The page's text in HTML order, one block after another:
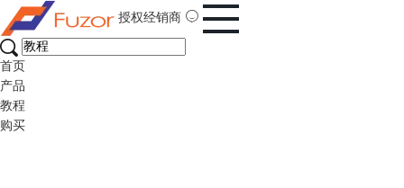
授权经销商
首页
产品
教程
购买